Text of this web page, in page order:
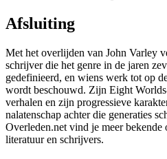
Afsluiting
Met het overlijden van John Varley
schrijver die het genre in de jaren
gedefinieerd, en wiens werk tot op
wordt beschouwd. Zijn Eight
verhalen en zijn progressieve
nalatenschap achter die generaties
Overleden.net vind je meer
literatuur en schrijvers.